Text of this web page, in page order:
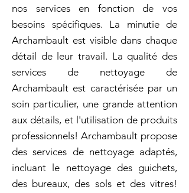
nos services en fonction de vos
besoins spécifiques. La minutie de
Archambault est visible dans chaque
détail de leur travail. La qualité des
services de nettoyage de
Archambault est caractérisée par un
soin particulier, une grande attention
aux détails, et l'utilisation de produits
professionnels! Archambault propose
des services de nettoyage adaptés,
incluant le nettoyage des guichets,
des bureaux, des sols et des vitres!